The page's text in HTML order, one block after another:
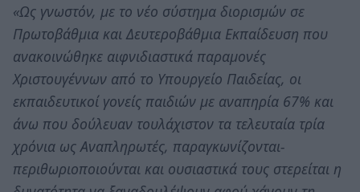
«Ως γνωστόν, με το νέο σύστημα διορισμών σε
Πρωτοβάθμια και Δευτεροβάθμια Εκπαίδευση που
ανακοινώθηκε αιφνιδιαστικά παραμονές
Χριστουγέννων από το Υπουργείο Παιδείας, οι
εκπαιδευτικοί γονείς παιδιών με αναπηρία 67% και
άνω που δούλευαν τουλάχιστον τα τελευταία τρία
χρόνια ως Αναπληρωτές, παραγκωνίζονται-
περιθωριοποιούνται και ουσιαστικά τους στερείται η